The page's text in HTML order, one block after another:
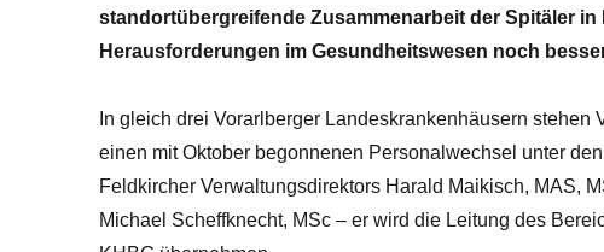
standortübergreifende Zusammenarbeit der Spitäler
Herausforderungen im Gesundheitswesen noch
In gleich drei Vorarlberger Landeskrankenhäusern
einen mit Oktober begonnenen Personalwechsel unter
Feldkircher Verwaltungsdirektors Harald Maikisch, MAS,
Michael Scheffknecht, MSc – er wird die Leitung des